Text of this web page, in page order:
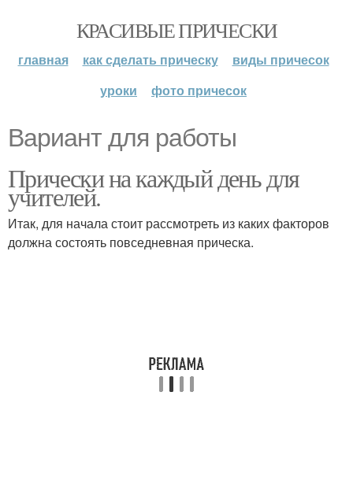
КРАСИВЫЕ ПРИЧЕСКИ
главная как сделать прическу
виды причесок
уроки
фото причесок
Вариант для работы
Прически на каждый день для
учителей.
Итак, для начала стоит рассмотреть из каких факторов
должна состоять повседневная прическа.